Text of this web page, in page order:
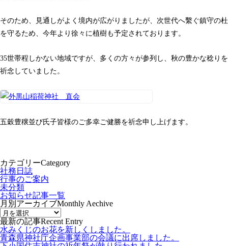
そのため、見通しがよく境内が広がりましたが、次世代へ繫ぐ鎮守の杜
を守るため、今年より徐々に植樹も予定されております。
35世帯程しかない地域ですが、多くの方々が参列し、秋の豊かな稔りを
祈念していました。
五穀豊穣並び氏子皆様のご多幸ご健勝を祈念申し上げます。
カテゴリーCategory
社務日誌
行事のご案内
未分類
お知らせ記事一覧
月別アーカイブMonthly Aechive
最新の記事Recent Entry
水みくじのお花を新しくしました。
青森県神社庁企画事業部の会議に出席しました。